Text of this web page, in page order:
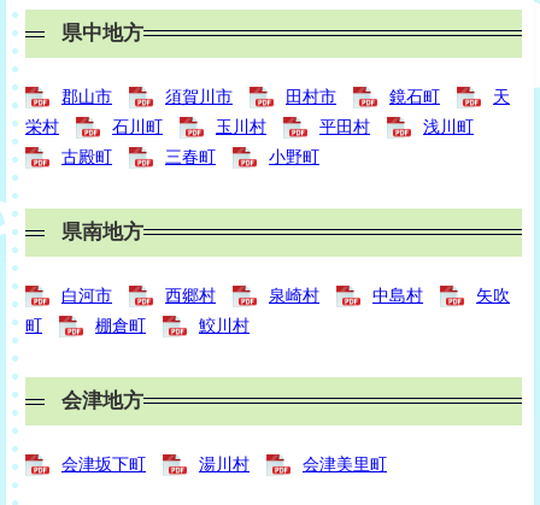
県中地方
郡山市 須賀川市 田村市 鏡石町
天
栄村
石川町 玉川村 平田村
浅川町
古殿町
三春町 小野町
県南地方
白河市 西郷村 泉崎村 中島村
矢吹
町
棚倉町 鮫川村
会津地方
会津坂下町 湯川村 会津美里町